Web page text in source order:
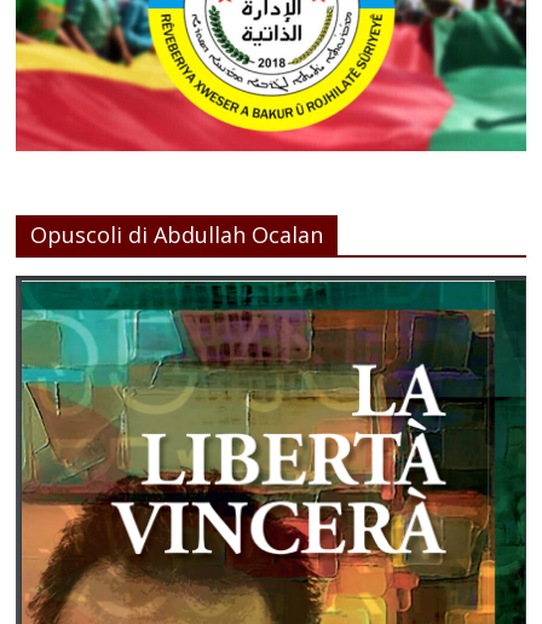
Opuscoli di Abdullah Ocalan